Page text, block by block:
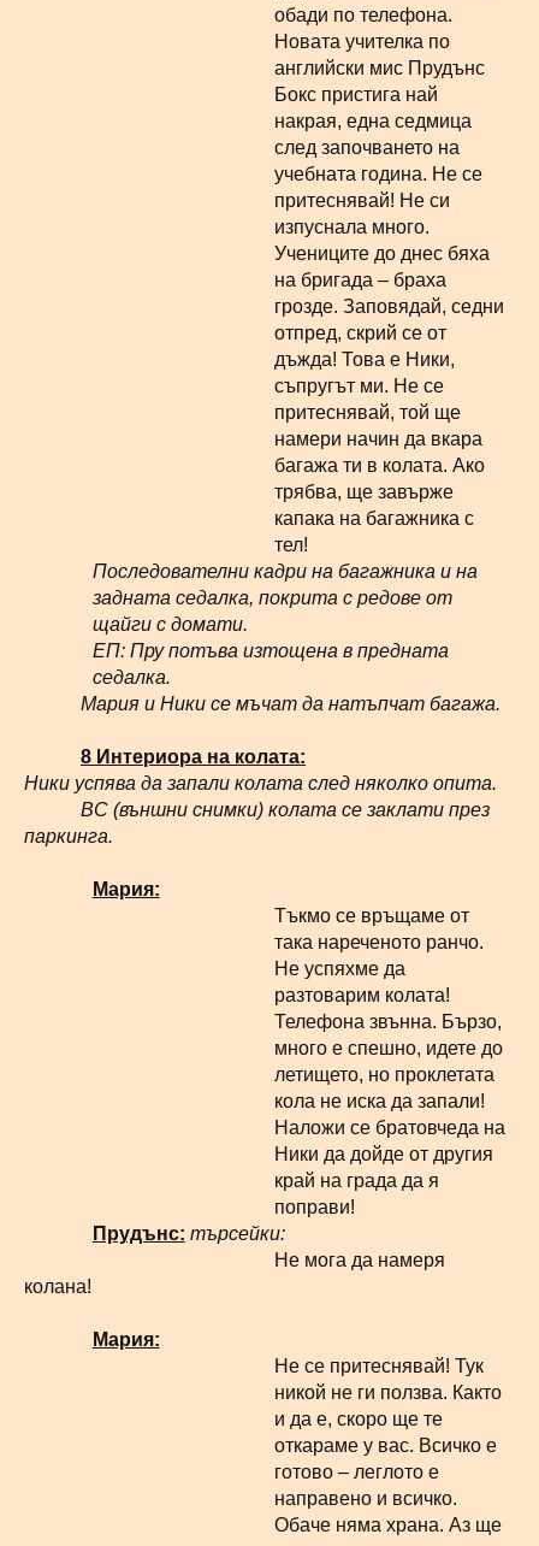
обади по телефона.
Новата учителка по
английски мис Прудънс
Бокс пристига най
накрая, една седмица
след започването на
учебната година. Не се
притеснявай! Не си
изпуснала много.
Учениците до днес бяха
на бригада – браха
грозде. Заповядай, седни
отпред, скрий се от
дъжда! Това е Ники,
съпругът ми. Не се
притеснявай, той ще
намери начин да вкара
багажа ти в колата. Ако
трябва, ще завърже
капака на багажника с
тел!
Последователни кадри на багажника и на
задната седалка, покрита с редове от
щайги с домати.
ЕП: Пру потъва изтощена в предната
седалка.
Мария и Ники се мъчат да натъпчат багажа.
8 Интериора на колата:
Ники успява да запали колата след няколко опита.
ВС (външни снимки) колата се заклати през
паркинга.
Мария:
Тъкмо се връщаме от
така нареченото ранчо.
Не успяхме да
разтоварим колата!
Телефона звънна. Бързо,
много е спешно, идете до
летището, но проклетата
кола не иска да запали!
Наложи се братовчеда на
Ники да дойде от другия
край на града да я
поправи!
Прудънс: търсейки:
Не мога да намеря
колана!
Мария:
Не се притеснявай! Тук
никой не ги ползва. Както
и да е, скоро ще те
откараме у вас. Всичко е
готово – леглото е
направено и всичко.
Обаче няма храна. Аз ще